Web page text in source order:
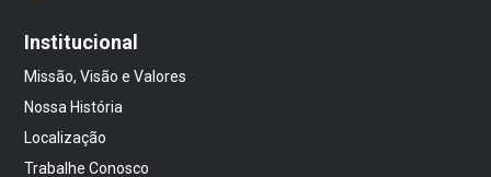
Institucional
Missão, Visão e Valores
Nossa História
Localização
Trabalhe Conosco